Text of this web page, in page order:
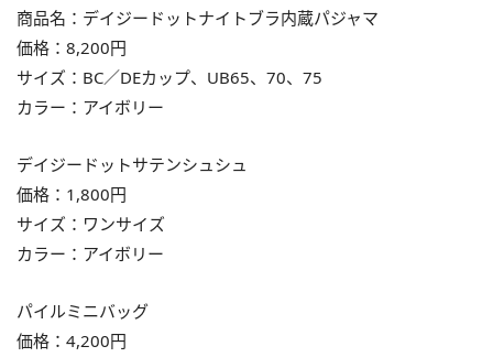
商品名：デイジードットナイトブラ内蔵パジャマ
価格：8,200円
サイズ：BC／DEカップ、UB65、70、75
カラー：アイボリー
デイジードットサテンシュシュ
価格：1,800円
サイズ：ワンサイズ
カラー：アイボリー
パイルミニバッグ
価格：4,200円